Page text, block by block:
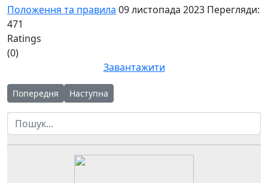
Положення та правила 09 листопада 2023 Перегляди:
471
Ratings
(0)
Завантажити
Попередня стаття: ПОЛОЖЕННЯ про академічну
Попередня Наступна стаття: Положення про ліцейну
Наступна
Пошук